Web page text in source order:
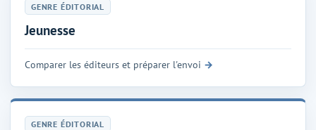
GENRE ÉDITORIAL
Jeunesse
Comparer les éditeurs et préparer l'envoi
GENRE ÉDITORIAL